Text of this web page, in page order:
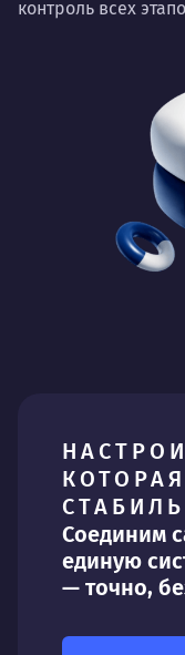
контроль всех
Соединим
единую
— точно,